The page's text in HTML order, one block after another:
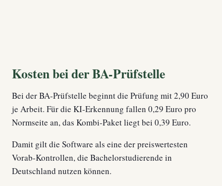
Kosten bei der BA-Prüfstelle
Bei der BA-Prüfstelle beginnt die Prüfung mit 2,90 Euro
je Arbeit. Für die KI-Erkennung fallen 0,29 Euro pro
Normseite an, das Kombi-Paket liegt bei 0,39 Euro.
Damit gilt die Software als eine der preiswertesten
Vorab-Kontrollen, die Bachelorstudierende in
Deutschland nutzen können.